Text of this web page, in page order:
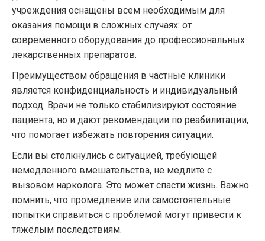
учреждения оснащены всем необходимым для
оказания помощи в сложных случаях: от
современного оборудования до профессиональных
лекарственных препаратов.
Преимуществом обращения в частные клиники
является конфиденциальность и индивидуальный
подход. Врачи не только стабилизируют состояние
пациента, но и дают рекомендации по реабилитации,
что помогает избежать повторения ситуации.
Если вы столкнулись с ситуацией, требующей
немедленного вмешательства, не медлите с
вызовом нарколога. Это может спасти жизнь. Важно
помнить, что промедление или самостоятельные
попытки справиться с проблемой могут привести к
тяжёлым последствиям.